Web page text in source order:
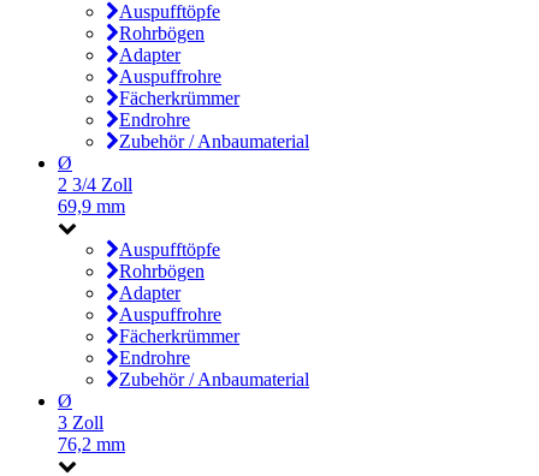
Auspufftöpfe
Rohrbögen
Adapter
Auspuffrohre
Fächerkrümmer
Endrohre
Zubehör / Anbaumaterial
Ø
2 3/4 Zoll
69,9 mm
Auspufftöpfe
Rohrbögen
Adapter
Auspuffrohre
Fächerkrümmer
Endrohre
Zubehör / Anbaumaterial
Ø
3 Zoll
76,2 mm